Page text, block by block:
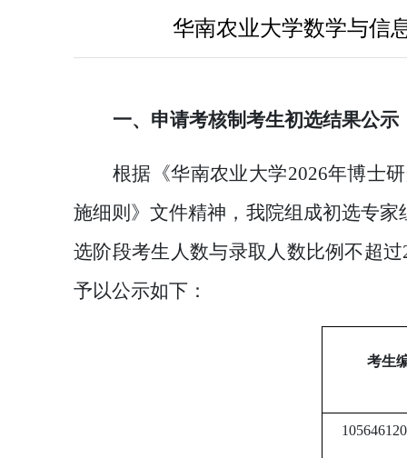
华南农业大学数学与信
一、 申请考核制考生初选结果公示
根据《华南农业大学2026年博士
施细则》文件精神，我院组成初选专家
选阶段考生人数与录取人数比例不超过
予以公示如下：
考生